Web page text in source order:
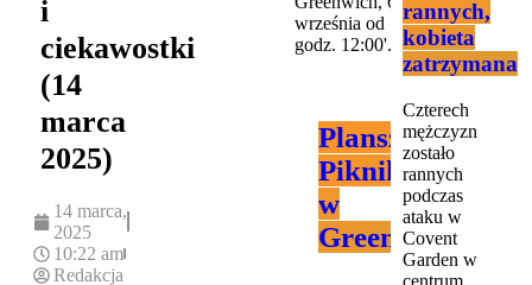
i
ciekawostki
(14
marca
2025)
14 marca,
2025
10:22 am
Redakcja
Planszówkowy
Piknik
w
Greenwich
rannych,
kobieta
zatrzymana
Czterech
mężczyzn
zostało
rannych
podczas
ataku w
Covent
Garden w
centrum